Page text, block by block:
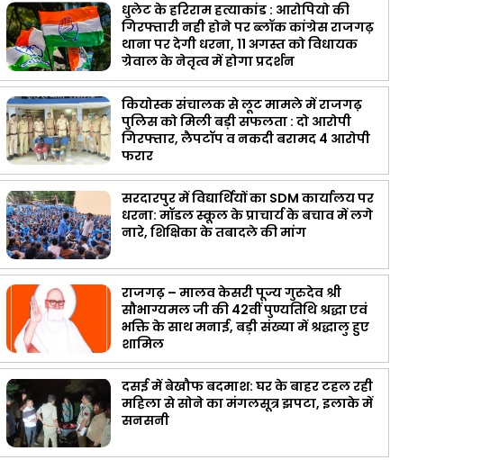
धुलेट के हरिराम हत्याकांड : आरोपियो की
गिरफ्तारी नही होने पर ब्लॉक कांग्रेस राजगढ़
थाना पर देगी धरना, 11 अगस्त को विधायक
ग्रेवाल के नेतृत्व में होगा प्रदर्शन
कियोस्क संचालक से लूट मामले में राजगढ़
पुलिस को मिली बड़ी सफलता : दो आरोपी
गिरफ्तार, लैपटॉप व नकदी बरामद 4 आरोपी
फरार
सरदारपुर में विद्यार्थियों का SDM कार्यालय पर
धरना: मॉडल स्कूल के प्राचार्य के बचाव में लगे
नारे, शिक्षिका के तबादले की मांग
राजगढ़ – मालव केसरी पूज्य गुरुदेव श्री
सौभाग्यमल जी की 42वीं पुण्यतिथि श्रद्धा एवं
भक्ति के साथ मनाई, बड़ी संख्या में श्रद्धालु हुए
शामिल
दसई में बेखौफ बदमाश: घर के बाहर टहल रही
महिला से सोने का मंगलसूत्र झपटा, इलाके में
सनसनी